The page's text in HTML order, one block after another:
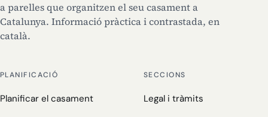
a parelles que organitzen el seu casament a
Catalunya. Informació pràctica i contrastada, en
català.
PLANIFICACIÓ
Planificar el casament
SECCIONS
Legal i tràmits